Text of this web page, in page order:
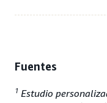
Fuentes
1 Estudio